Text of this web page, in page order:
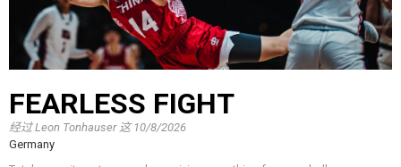
FEARLESS FIGHT
经过Leon Tonhauser这10/8/2026
Germany